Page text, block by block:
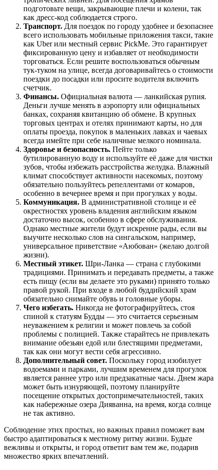
подготовьте вещи, закрывающие плечи и колени, так
как дресс-код соблюдается строго.
Транспорт. Для поездок по городу удобнее и безопаснее
всего использовать мобильные приложения такси, такие
как Uber или местный сервис PickMe. Это гарантирует
фиксированную цену и избавляет от необходимости
торговаться. Если решите воспользоваться обычным
тук-туком на улице, всегда договаривайтесь о стоимости
поездки до посадки или просите водителя включить
счетчик.
Финансы. Официальная валюта — ланкийская рупия.
Деньги лучше менять в аэропорту или официальных
банках, сохраняя квитанцию об обмене. В крупных
торговых центрах и отелях принимают карты, но для
оплаты проезда, покупок в маленьких лавках и чаевых
всегда имейте при себе наличные мелкого номинала.
Здоровье и безопасность. Пейте только
бутилированную воду и используйте её даже для чистки
зубов, чтобы избежать расстройства желудка. Влажный
климат способствует активности насекомых, поэтому
обязательно пользуйтесь репеллентами от комаров,
особенно в вечернее время и при прогулках у воды.
Коммуникация. В административной столице и её
окрестностях уровень владения английским языком
достаточно высок, особенно в сфере обслуживания.
Однако местные жители будут искренне рады, если вы
выучите несколько слов на сингальском, например,
универсальное приветствие «Аюбован» (желаю долгой
жизни).
Местный этикет. Шри-Ланка — страна с глубокими
традициями. Принимать и передавать предметы, а также
есть пищу (если вы делаете это руками) принято только
правой рукой. При входе в любой буддийский храм
обязательно снимайте обувь и головные уборы.
Чего избегать. Никогда не фотографируйтесь, стоя
спиной к статуям Будды — это считается серьезным
неуважением к религии и может повлечь за собой
проблемы с полицией. Также старайтесь не привлекать
внимание обезьян едой или блестящими предметами,
так как они могут вести себя агрессивно.
Дополнительный совет. Поскольку город изобилует
водоемами и парками, лучшим временем для прогулок
является раннее утро или предзакатные часы. Днем жара
может быть изнуряющей, поэтому планируйте
посещение открытых достопримечательностей, таких
как набережные озера Дияванна, на время, когда солнце
не так активно.
Соблюдение этих простых, но важных правил поможет вам
быстро адаптироваться к местному ритму жизни. Будьте
вежливы и открыты, и город ответит вам тем же, подарив
множество ярких впечатлений.